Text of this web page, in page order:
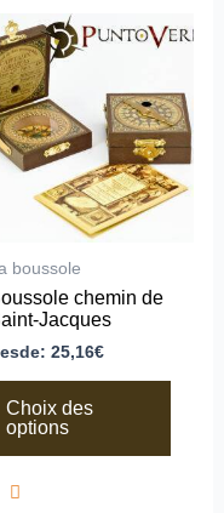
boussole
chemin de
Jacques
25,16€
Choix des
options